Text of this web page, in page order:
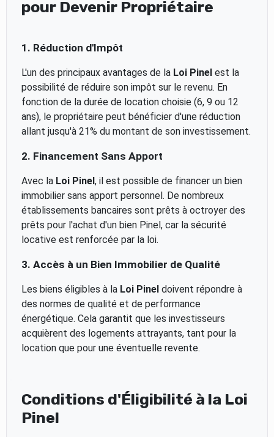
pour Devenir Propriétaire
1. Réduction d'Impôt
L'un des principaux avantages de la Loi Pinelest la
possibilité de réduire son impôt sur le revenu. En
fonction de la durée de location choisie (6, 9 ou 12
ans), le propriétaire peut bénéficier d'une réduction
allant jusqu'à 21% du montant de son investissement.
2. Financement Sans Apport
Avec la Loi Pinel, il est possible de financer un bien
immobilier sans apport personnel. De nombreux
établissements bancaires sont prêts à octroyer des
prêts pour l'achat d'un bien Pinel, car la sécurité
locative est renforcée par la loi.
3. Accès à un Bien Immobilier de Qualité
Les biens éligibles à la Loi Pineldoivent répondre à
des normes de qualité et de performance
énergétique. Cela garantit que les investisseurs
acquièrent des logements attrayants, tant pour la
location que pour une éventuelle revente.
Conditions d'Éligibilité à la Loi
Pinel